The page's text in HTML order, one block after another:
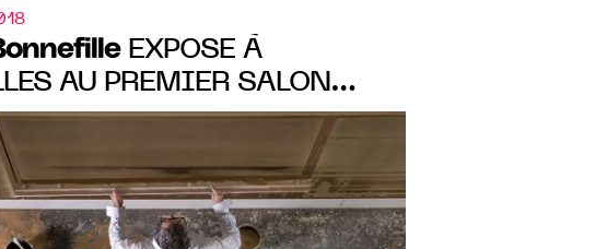
EXPOSE À
AU PREMIER SALON
& AU MUSÉE HORTA